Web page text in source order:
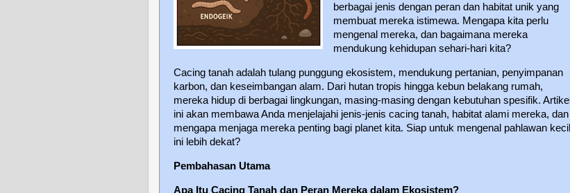
berbagai jenis dengan peran dan habitat unik yang
membuat mereka istimewa. Mengapa kita perlu
mengenal mereka, dan bagaimana mereka
mendukung kehidupan sehari-hari kita?
Cacing tanah adalah tulang punggung ekosistem, mendukung pertanian, penyimpanan
karbon, dan keseimbangan alam. Dari hutan tropis hingga kebun belakang rumah,
mereka hidup di berbagai lingkungan, masing-masing dengan kebutuhan spesifik. Artikel
ini akan membawa Anda menjelajahi jenis-jenis cacing tanah, habitat alami mereka, dan
mengapa menjaga mereka penting bagi planet kita. Siap untuk mengenal pahlawan kecil
ini lebih dekat?
Pembahasan Utama
Apa Itu Cacing Tanah dan Peran Mereka dalam Ekosistem?